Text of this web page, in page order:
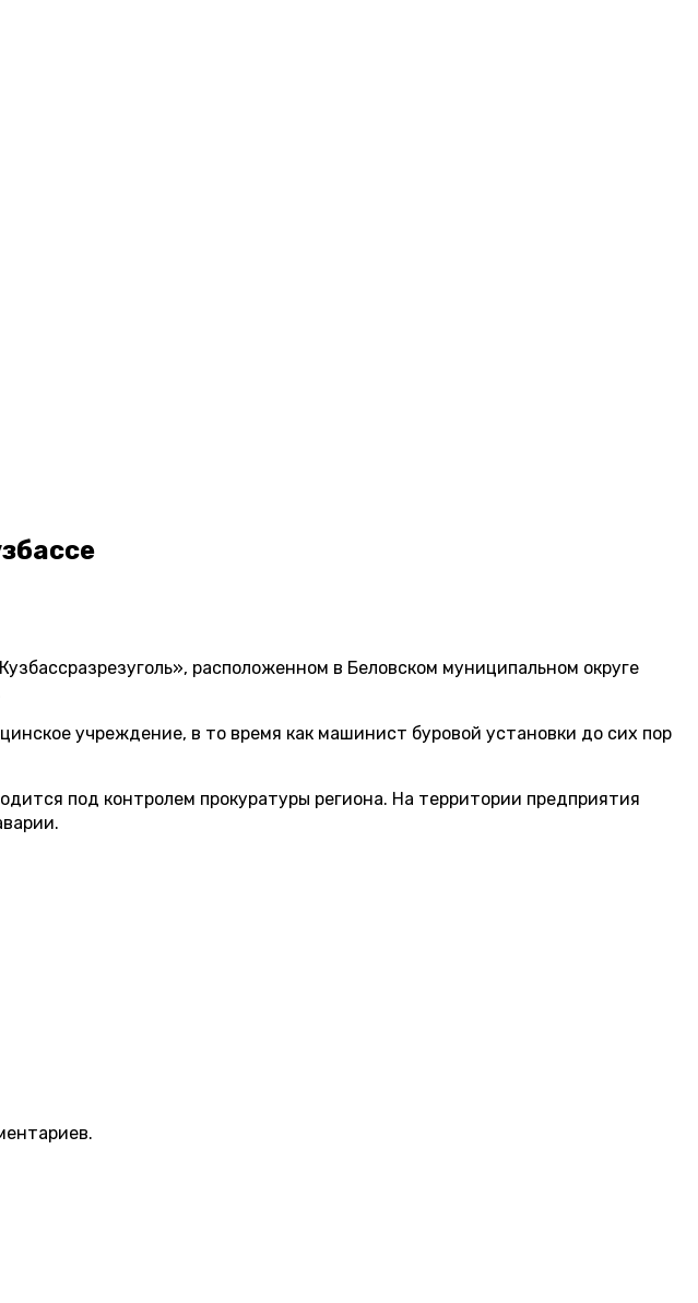
расположенном в Беловском муниципальном округе
учреждение, в то время как машинист буровой установки до сих пор
под контролем прокуратуры региона. На территории предприятия